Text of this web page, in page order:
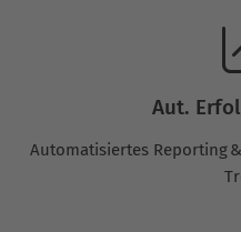
Aut.
Automatisiertes Reporting